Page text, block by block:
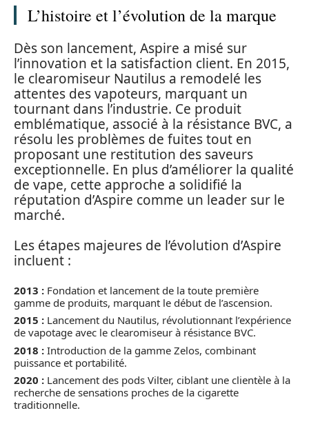
L’histoire et l’évolution de la marque
Dès son lancement, Aspire a misé sur
l’innovation et la satisfaction client. En 2015,
le clearomiseur Nautilus a remodelé les
attentes des vapoteurs, marquant un
tournant dans l’industrie. Ce produit
emblématique, associé à la résistance BVC, a
résolu les problèmes de fuites tout en
proposant une restitution des saveurs
exceptionnelle. En plus d’améliorer la qualité
de vape, cette approche a solidifié la
réputation d’Aspire comme un leader sur le
marché.
Les étapes majeures de l’évolution d’Aspire
incluent :
2013 : Fondation et lancement de la toute première
gamme de produits, marquant le début de l’ascension.
2015 : Lancement du Nautilus, révolutionnant l’expérience
de vapotage avec le clearomiseur à résistance BVC.
2018 : Introduction de la gamme Zelos, combinant
puissance et portabilité.
2020 : Lancement des pods Vilter, ciblant une clientèle à la
recherche de sensations proches de la cigarette
traditionnelle.